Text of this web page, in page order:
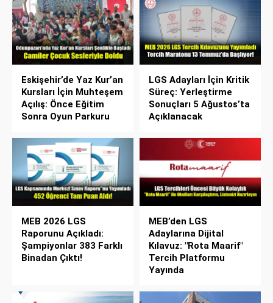
Eskişehir’de Yaz Kur’an
Kursları İçin Muhteşem
Açılış: Önce Eğitim
Sonra Oyun Parkuru
LGS Adayları İçin Kritik
Süreç: Yerleştirme
Sonuçları 5 Ağustos’ta
Açıklanacak
MEB 2026 LGS
Raporunu Açıkladı:
Şampiyonlar 383 Farklı
Binadan Çıktı!
MEB’den LGS
Adaylarına Dijital
Kılavuz: "Rota Maarif"
Tercih Platformu
Yayında